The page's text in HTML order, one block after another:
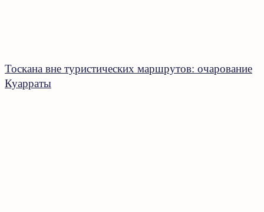
Тоскана вне туристических маршрутов: очарование
Куарраты